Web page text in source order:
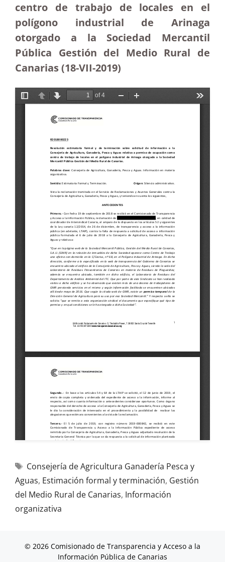
centro de trabajo de locales en el
polígono industrial de Arinaga
otorgado a la Sociedad Mercantil
Pública Gestión del Medio Rural de
Canarias (18-VII-2019)
Consejería de Agricultura Ganadería Pesca y
Aguas, Estimación formal y terminación, Gestión
del Medio Rural de Canarias, Información
organizativa
© 2026 Comisionado de Transparencia y Acceso a la
Información Pública de Canarias